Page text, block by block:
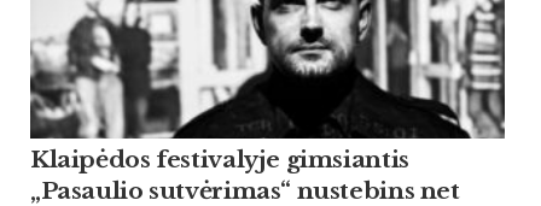
Klaipėdos festivalyje gimsiantis
„Pasaulio sutvėrimas“ nustebins net